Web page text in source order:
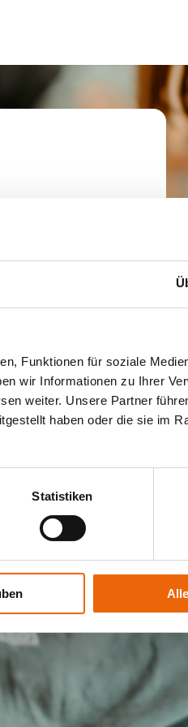
Funktionen für soziale
wir Informationen zu Ihrer
weiter. Unsere Partner
haben oder die sie im
Statistiken